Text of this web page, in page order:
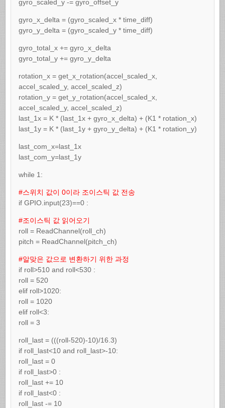
gyro_scaled_y -= gyro_offset_y
gyro_x_delta = (gyro_scaled_x * time_diff)
gyro_y_delta = (gyro_scaled_y * time_diff)
gyro_total_x += gyro_x_delta
gyro_total_y += gyro_y_delta
rotation_x = get_x_rotation(accel_scaled_x,
accel_scaled_y, accel_scaled_z)
rotation_y = get_y_rotation(accel_scaled_x,
accel_scaled_y, accel_scaled_z)
last_1x = K * (last_1x + gyro_x_delta) + (K1 * rotation_x)
last_1y = K * (last_1y + gyro_y_delta) + (K1 * rotation_y)
last_com_x=last_1x
last_com_y=last_1y
while 1:
#스위치 값이 0이라 조이스틱 값 전송
if GPIO.input(23)==0 :
#조이스틱 값 읽어오기
roll = ReadChannel(roll_ch)
pitch = ReadChannel(pitch_ch)
#알맞은 값으로 변환하기 위한 과정
if roll>510 and roll<530 :
roll = 520
elif roll>1020:
roll = 1020
elif roll<3:
roll = 3
roll_last = (((roll-520)-10)/16.3)
if roll_last<10 and roll_last>-10:
roll_last = 0
if roll_last>0 :
roll_last += 10
if roll_last<0 :
roll_last -= 10